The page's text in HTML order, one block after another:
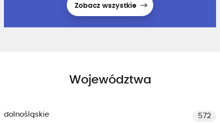
Zobacz wszystkie
Województwa
dolnośląskie
572